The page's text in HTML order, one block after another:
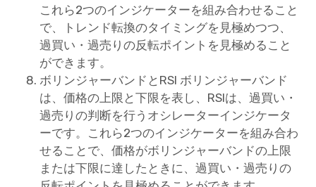
これら2つのインジケーターを組み合わせること
で、トレンド転換のタイミングを見極めつつ、
過買い・過売りの反転ポイントを見極めること
ができます。
ボリンジャーバンドとRSI ボリンジャーバンド
は、価格の上限と下限を表し、RSIは、過買い・
過売りの判断を行うオシレーターインジケータ
ーです。これら2つのインジケーターを組み合わ
せることで、価格がボリンジャーバンドの上限
または下限に達したときに、過買い・過売りの